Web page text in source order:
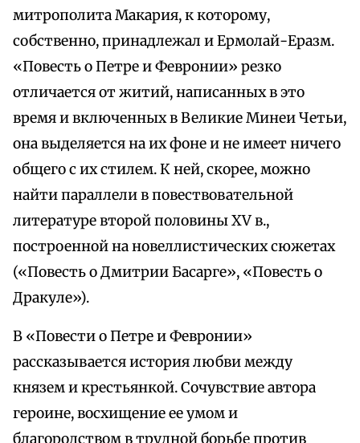
митрополита Макария, к которому,
собственно, принадлежал и Ермолай-Еразм.
«Повесть о Петре и Февронии» резко
отличается от житий, написанных в это
время и включенных в Великие Минеи Четьи,
она выделяется на их фоне и не имеет ничего
общего с их стилем. К ней, скорее, можно
найти параллели в повествовательной
литературе второй половины XV в.,
построенной на новеллистических сюжетах
(«Повесть о Дмитрии Басарге», «Повесть о
Дракуле»).
В «Повести о Петре и Февронии»
рассказывается история любви между
князем и крестьянкой. Сочувствие автора
героине, восхищение ее умом и
благородством в трудной борьбе против